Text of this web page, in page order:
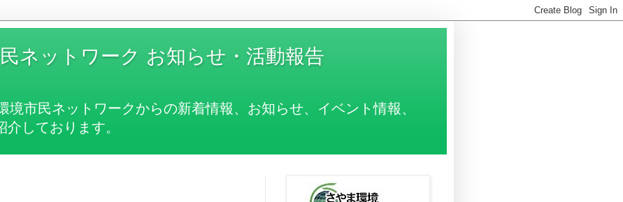
ネットワーク お知らせ・活動報告
境市民ネットワークからの新着情報、お知らせ、イベント情報、
しております。